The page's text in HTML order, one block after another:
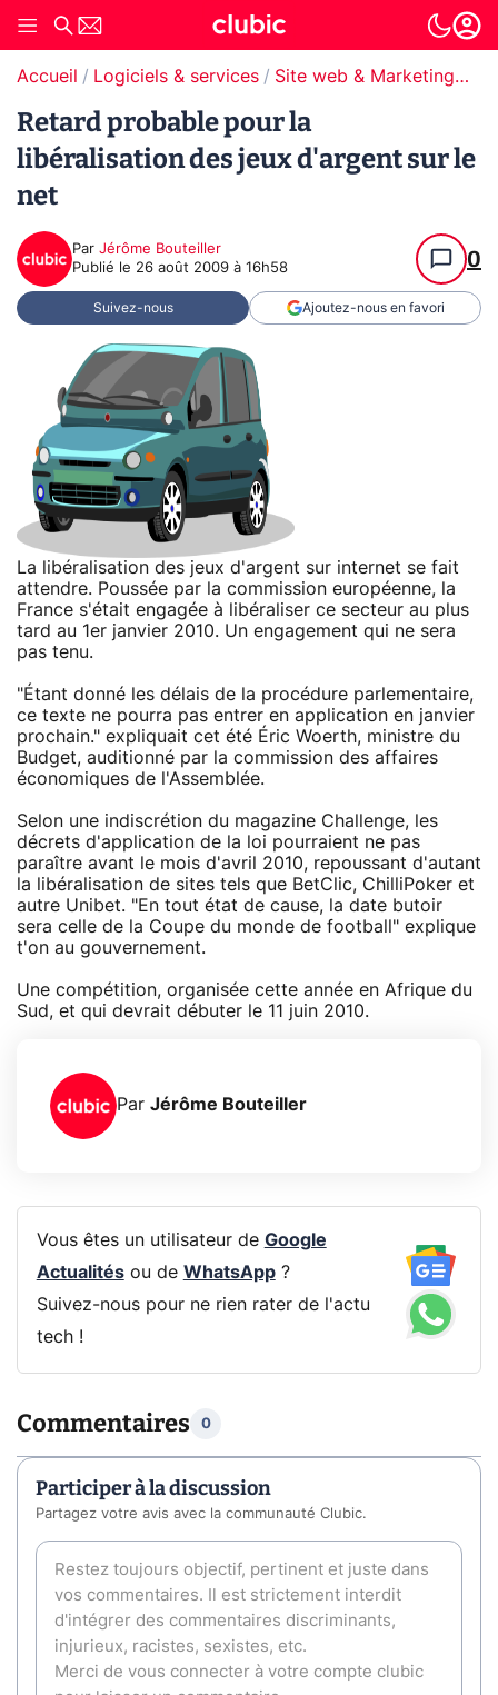
Accueil Logiciels & services Site web & Marketing Digital
Retard probable pour la
libéralisation des jeux d'argent sur le
net
Par Jérôme Bouteiller
Publié le 26 août 2009 à 16h58 0
Suivez-nous Ajoutez-nous en favori
La libéralisation des jeux d'argent sur internet se fait
attendre. Poussée par la commission européenne, la
France s'était engagée à libéraliser ce secteur au plus
tard au 1er janvier 2010. Un engagement qui ne sera
pas tenu.
"Étant donné les délais de la procédure parlementaire,
ce texte ne pourra pas entrer en application en janvier
prochain." expliquait cet été Éric Woerth, ministre du
Budget, auditionné par la commission des affaires
économiques de l'Assemblée.
Selon une indiscrétion du magazine Challenge, les
décrets d'application de la loi pourraient ne pas
paraître avant le mois d'avril 2010, repoussant d'autant
la libéralisation de sites tels que BetClic, ChilliPoker et
autre Unibet. "En tout état de cause, la date butoir
sera celle de la Coupe du monde de football" explique
t'on au gouvernement.
Une compétition, organisée cette année en Afrique du
Sud, et qui devrait débuter le 11 juin 2010.
Par Jérôme Bouteiller
Vous êtes un utilisateur de Google
Actualitésou de WhatsApp?
Suivez-nous pour ne rien rater de l'actu
tech !
Commentaires 0
Participer à la discussion
Partagez votre avis avec la communauté Clubic.